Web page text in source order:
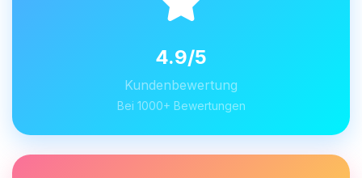
4.9/5
Kundenbewertung
Bei 1000+ Bewertungen